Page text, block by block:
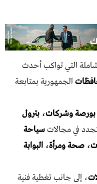
التي تواكب أحدث
الجمهورية بمتابعة
بورصة وشركات، بترول
في مجالاتسياحة
، صحة ومرأة، البوابة
، إلى جانب تغطية فنية